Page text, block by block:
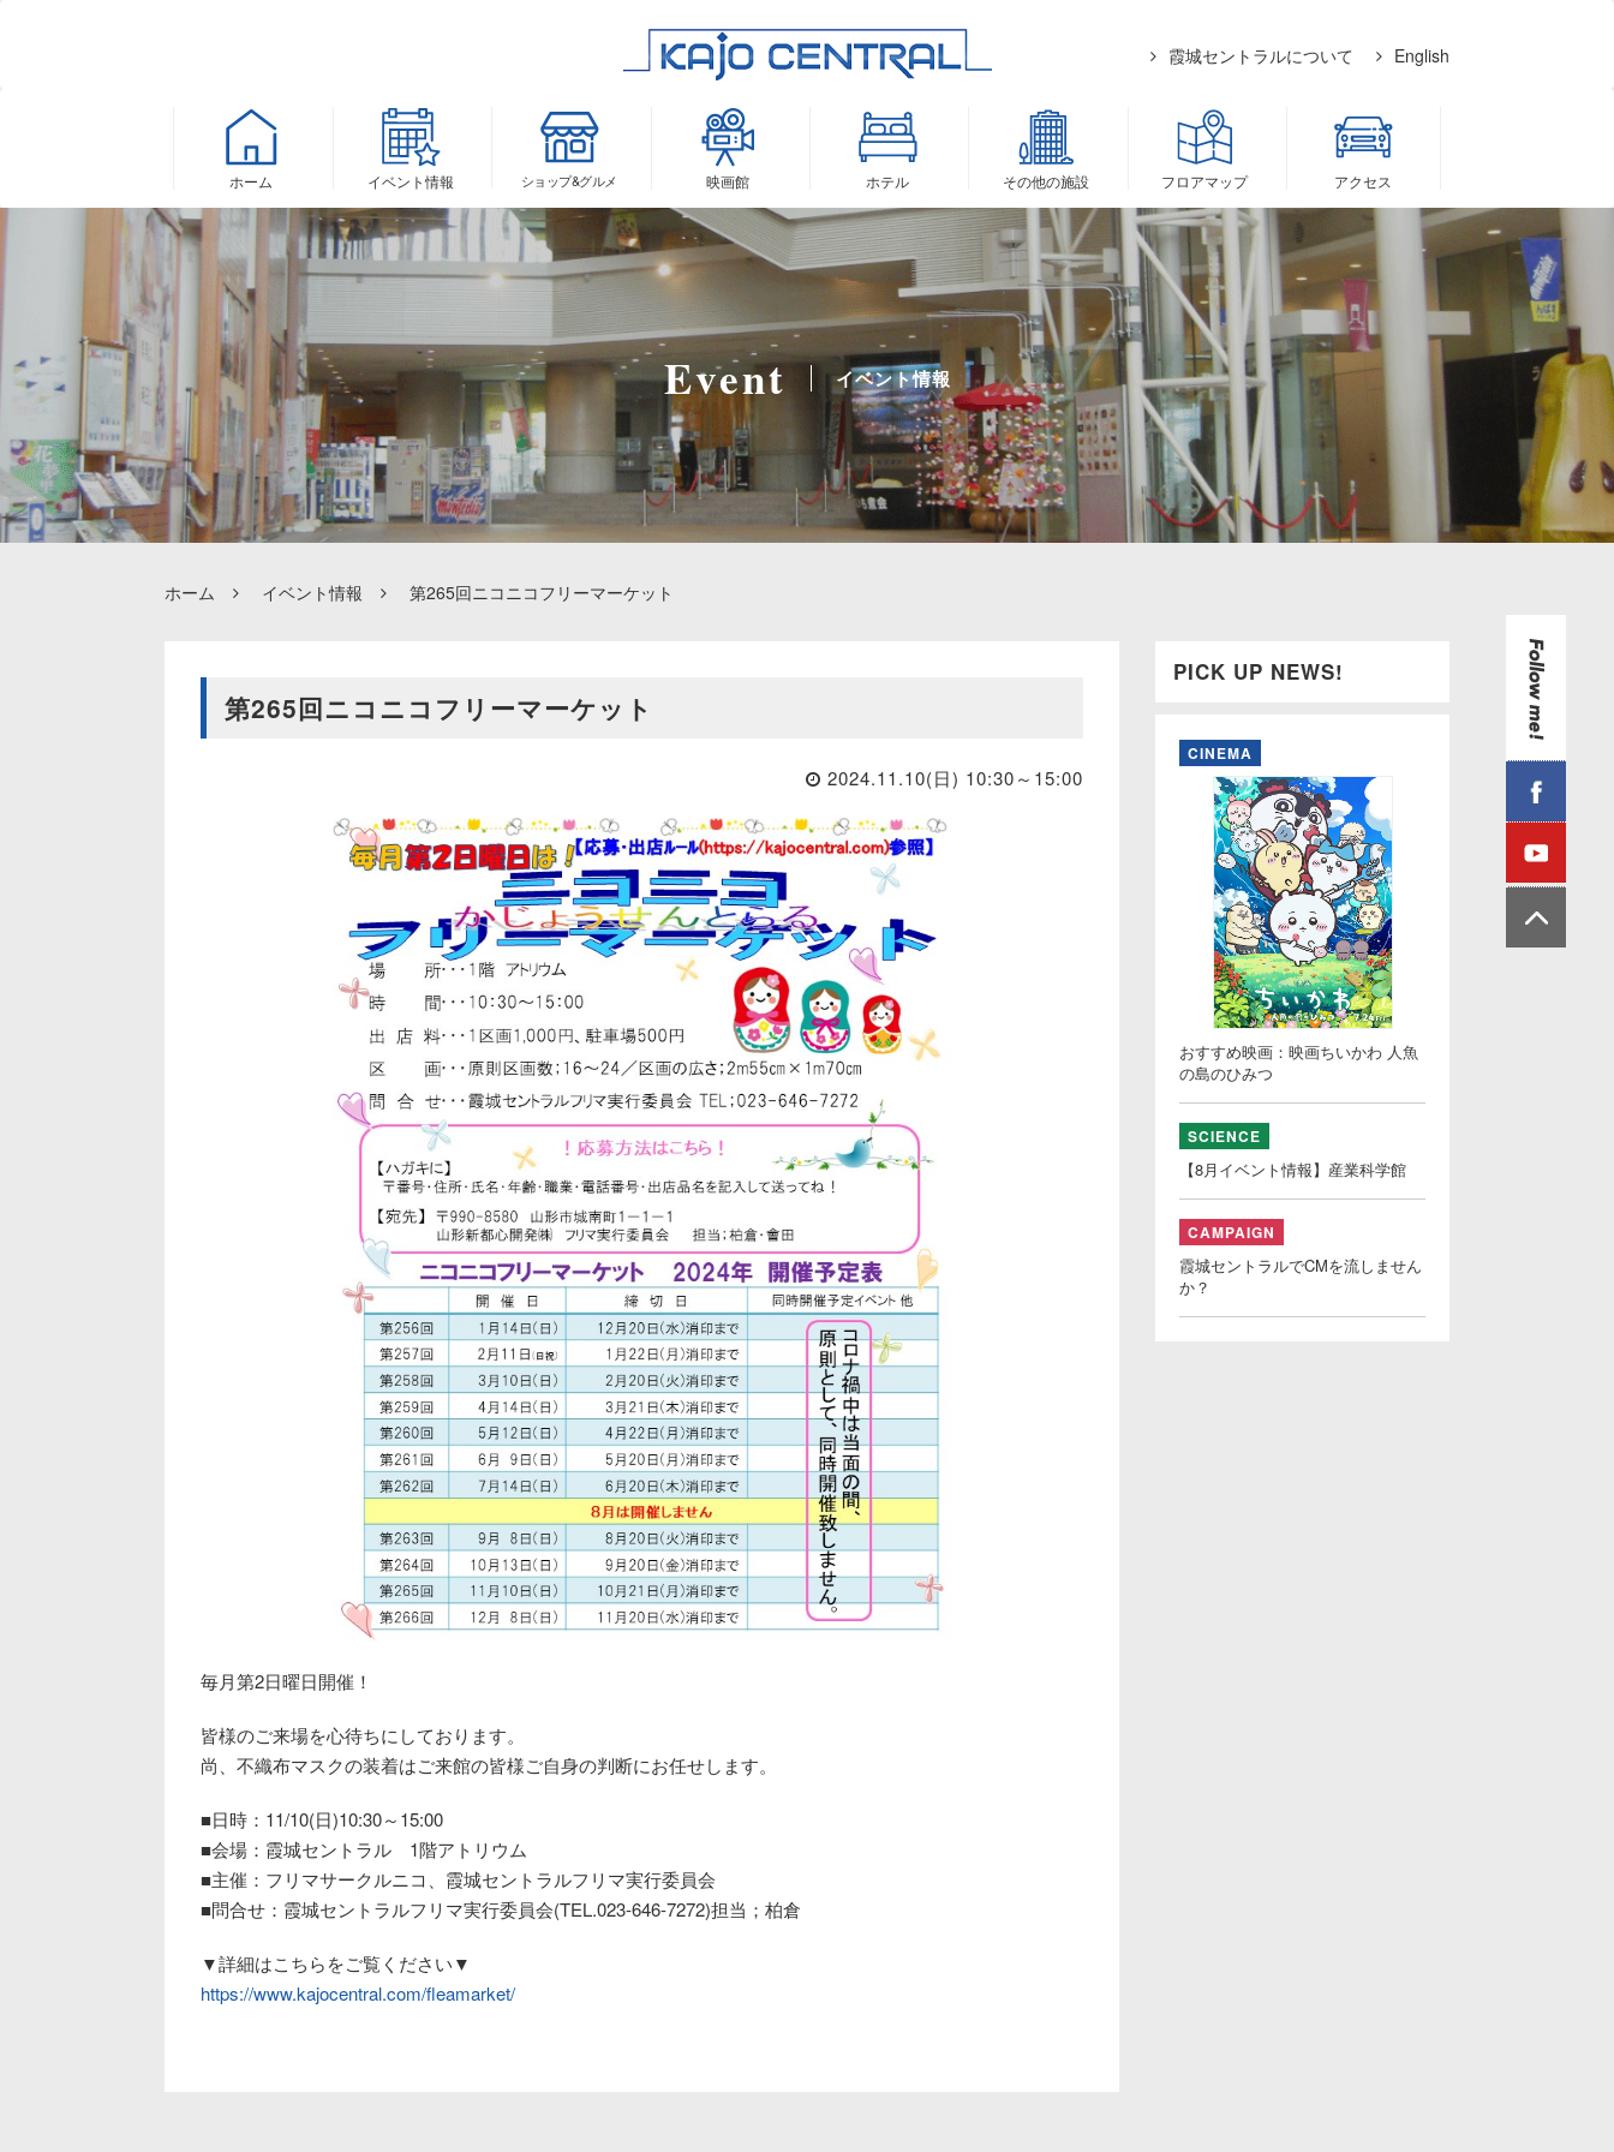
霞城セントラルについて English
ホーム イベント情報 ショップ&グルメ 映画館 ホテル その他の施設 フロアマップ アクセス
Event イベント情報
ホーム イベント情報 第265回ニコニコフリーマーケット
第265回ニコニコフリーマーケット
2024.11.10(日) 10:30～15:00
毎月第2日曜日開催！
皆様のご来場を心待ちにしております。
尚、不織布マスクの装着はご来館の皆様ご自身の判断にお任せします。
■日時：11/10(日)10:30～15:00
■会場：霞城セントラル 1階アトリウム
■主催：フリマサークルニコ、霞城セントラルフリマ実行委員会
■問合せ：霞城セントラルフリマ実行委員会(TEL.023-646-7272)担当；柏倉
▼詳細はこちらをご覧ください▼
https://www.kajocentral.com/fleamarket/
PICK UP NEWS!
CINEMA
おすすめ映画：映画ちいかわ 人魚
の島のひみつ
SCIENCE
【8月イベント情報】産業科学館
CAMPAIGN
霞城セントラルでCMを流しません
か？